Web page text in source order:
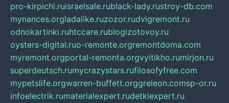
pro-kirpichi.ruisraelsale.rublack-lady.rustroy-db.com
mynances.orgladalike.ruzozor.rudvigremont.ru
odnokartinki.ruhtccare.rublogizotovoy.ru
oysters-digital.ruo-remonte.orgremontdoma.com
myremont.orgportal-remonta.orgvyitikho.rumirjon.ru
superdeutsch.rumycrazystars.rufilosofyfree.com
mypetslife.orgwarren-buffett.orggreleon.comsp-or.ru
infoelectrik.rumaterialexpert.rudetkiexpert.ru